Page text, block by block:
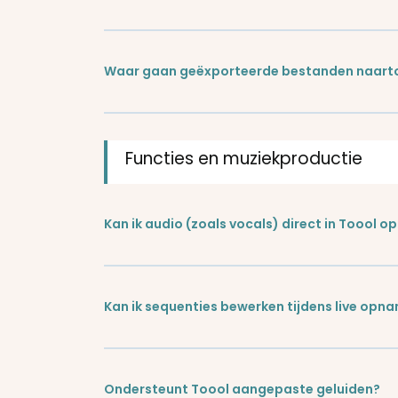
Waar gaan geëxporteerde bestanden
Functies en muziekproductie
Kan ik audio (zoals vocals) direct in Toool
Kan ik sequenties bewerken tijdens live
Ondersteunt Toool aangepaste geluiden?